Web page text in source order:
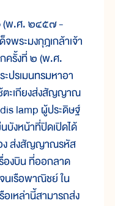
(พ.ศ. ๒๔๕๗ -
ระมงกุฎเกล้าเจ้า
ครั้งที่ ๒ (พ.ศ.
ปรเมนทรมหาอา
ตะเกียงส่งสัญญาณ
lamp ผู้ประดิษฐ์
บังหน้าที่ปิดเปิดได้
อง ส่งสัญญาณรหัส
รื่องบิน ที่ออกลาด
นเรือพาณิชย์ ใน
อเหล่านี้สามารถส่ง